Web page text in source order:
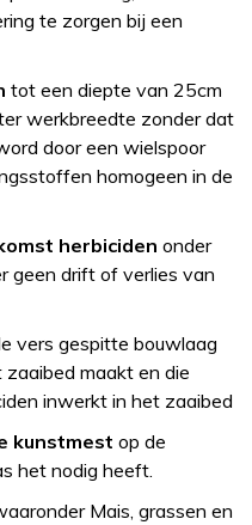
te zorgen bij een
tot een diepte van 25cm
werkbreedte zonder dat
door een wielspoor
homogeen in de
herbiciden onder
geen drift of verlies van
vers gespitte bouwlaag
maakt en die
inwerkt in het zaaibed
kunstmest op de
het nodig heeft.
Mais, grassen en